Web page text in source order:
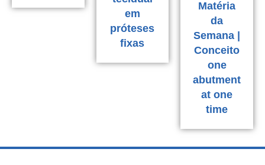
em
próteses
fixas
Matéria
da
Semana |
Conceito
one
abutment
at one
time